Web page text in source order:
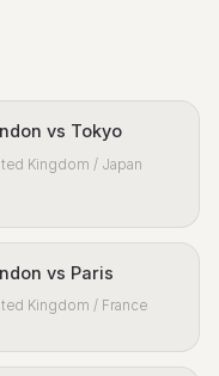
vs Tokyo
Kingdom / Japan
vs Paris
Kingdom / France